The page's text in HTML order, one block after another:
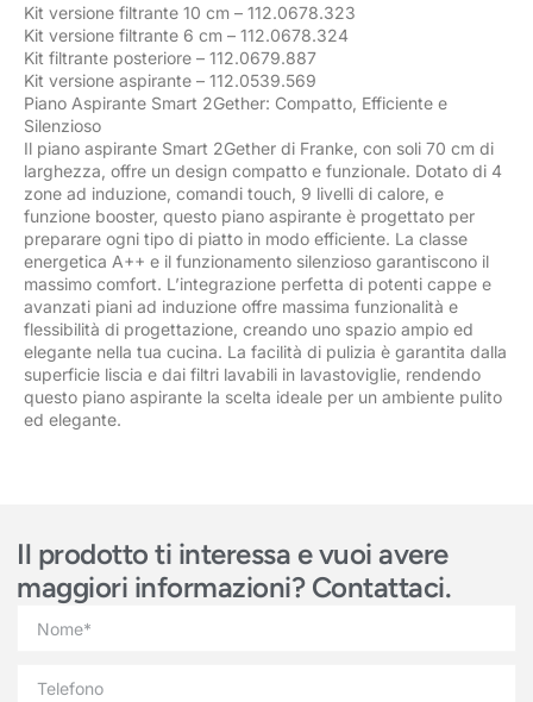
Kit versione filtrante 10 cm – 112.0678.323
Kit versione filtrante 6 cm – 112.0678.324
Kit filtrante posteriore – 112.0679.887
Kit versione aspirante – 112.0539.569
Piano Aspirante Smart 2Gether: Compatto, Efficiente e
Silenzioso
Il piano aspirante Smart 2Gether di Franke, con soli 70 cm di
larghezza, offre un design compatto e funzionale. Dotato di 4
zone ad induzione, comandi touch, 9 livelli di calore, e
funzione booster, questo piano aspirante è progettato per
preparare ogni tipo di piatto in modo efficiente. La classe
energetica A++ e il funzionamento silenzioso garantiscono il
massimo comfort. L’integrazione perfetta di potenti cappe e
avanzati piani ad induzione offre massima funzionalità e
flessibilità di progettazione, creando uno spazio ampio ed
elegante nella tua cucina. La facilità di pulizia è garantita dalla
superficie liscia e dai filtri lavabili in lavastoviglie, rendendo
questo piano aspirante la scelta ideale per un ambiente pulito
ed elegante.
Il prodotto ti interessa e vuoi avere
maggiori informazioni? Contattaci.